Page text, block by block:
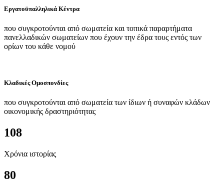
Εργατοϋπαλληλικά Κέντρα
που συγκροτούνται από σωματεία και τοπικά παραρτήματα
πανελλαδικών σωματείων που έχουν την έδρα τους εντός των
ορίων του κάθε νομού
Κλαδικές Ομοσπονδίες
που συγκροτούνται από σωματεία των ίδιων ή συναφών κλάδων
οικονομικής δραστηριότητας
108
Χρόνια ιστορίας
80